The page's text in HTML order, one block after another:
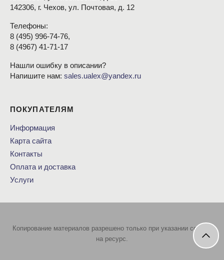
142306, г. Чехов, ул. Почтовая, д. 12
Телефоны:
8 (495) 996-74-76,
8 (4967) 41-71-17
Нашли ошибку в описании?
Напишите нам: sales.ualex@yandex.ru
ПОКУПАТЕЛЯМ
Информация
Карта сайта
Контакты
Оплата и доставка
Услуги
Копирование материалов разрешено только при указании ссылки
на ресурс.